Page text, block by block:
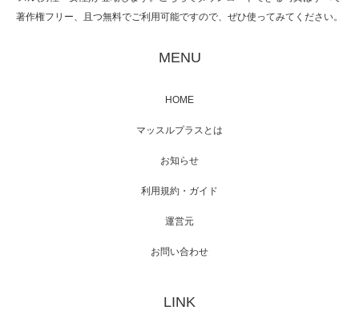
映画「メカバース」舞台挨拶へマッスルプラ
【TV】NHK BS「COOL JAPAN 」にてマッス
著作権フリー、且つ無料でご利用可能ですので、ぜひ使ってみてください。
MENU
HOME
マッスルプラスとは
お知らせ
利用規約・ガイド
運営元
お問い合わせ
LINK